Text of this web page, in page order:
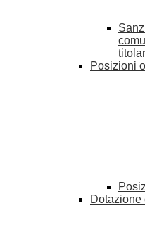
Posizioni
Dotazione